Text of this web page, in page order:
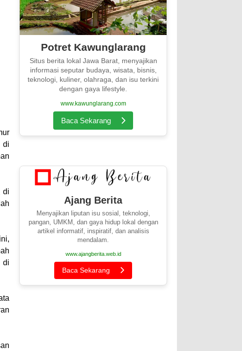
di
di
di
Potret Kawunglarang
Situs berita lokal Jawa Barat, menyajikan
informasi seputar budaya, wisata, bisnis,
teknologi, kuliner, olahraga, dan isu terkini
dengan gaya lifestyle.
www.kawunglarang.com
Baca Sekarang
Ajang Berita
Menyajikan liputan isu sosial, teknologi,
pangan, UMKM, dan gaya hidup lokal dengan
artikel informatif, inspiratif, dan analisis
mendalam.
www.ajangberita.web.id
Baca Sekarang